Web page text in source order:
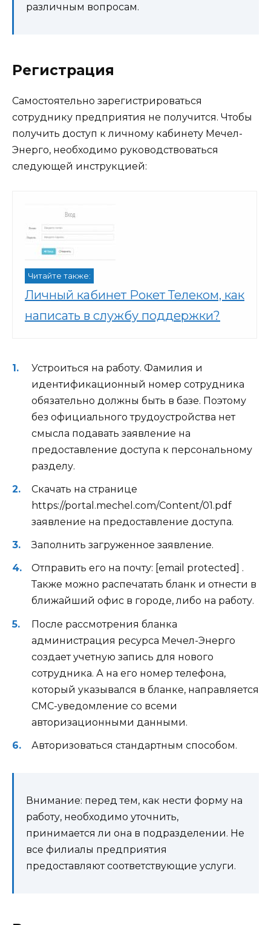
различным вопросам.
Регистрация
Самостоятельно зарегистрироваться
сотруднику предприятия не получится. Чтобы
получить доступ к личному кабинету Мечел-
Энерго, необходимо руководствоваться
следующей инструкцией:
Читайте также:
Личный кабинет Рокет Телеком, как
написать в службу поддержки?
Устроиться на работу. Фамилия и
идентификационный номер сотрудника
обязательно должны быть в базе. Поэтому
без официального трудоустройства нет
смысла подавать заявление на
предоставление доступа к персональному
разделу.
Скачать на странице
https://portal.mechel.com/Content/01.pdf
заявление на предоставление доступа.
Заполнить загруженное заявление.
Отправить его на почту: [email protected] .
Также можно распечатать бланк и отнести в
ближайший офис в городе, либо на работу.
После рассмотрения бланка
администрация ресурса Мечел-Энерго
создает учетную запись для нового
сотрудника. А на его номер телефона,
который указывался в бланке, направляется
СМС-уведомление со всеми
авторизационными данными.
Авторизоваться стандартным способом.
Внимание: перед тем, как нести форму на
работу, необходимо уточнить,
принимается ли она в подразделении. Не
все филиалы предприятия
предоставляют соответствующие услуги.